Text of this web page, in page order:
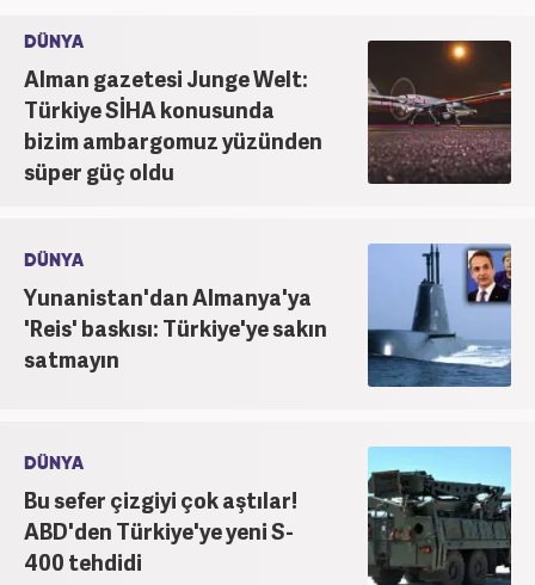
DÜNYA
Alman gazetesi Junge Welt:
Türkiye SİHA konusunda
bizim ambargomuz yüzünden
süper güç oldu
DÜNYA
Yunanistan'dan Almanya'ya
'Reis' baskısı: Türkiye'ye sakın
satmayın
DÜNYA
Bu sefer çizgiyi çok aştılar!
ABD'den Türkiye'ye yeni S-
400 tehdidi